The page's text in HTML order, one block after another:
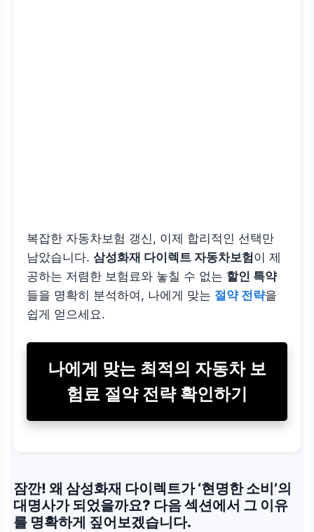
복잡한 자동차보험 갱신, 이제 합리적인 선택만
남았습니다.삼성화재 다이렉트 자동차보험이 제
공하는 저렴한 보험료와 놓칠 수 없는 할인 특약
들을 명확히 분석하여, 나에게 맞는 절약 전략을
쉽게 얻으세요.
나에게 맞는 최적의 자동차 보
험료 절약 전략 확인하기
잠깐! 왜 삼성화재 다이렉트가 ‘현명한 소비’의
대명사가 되었을까요? 다음 섹션에서 그 이유
를 명확하게 짚어보겠습니다.